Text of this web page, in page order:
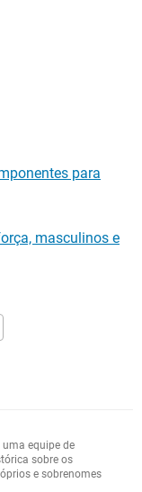
para
masculinos e
equipe de
sobre os
e sobrenomes